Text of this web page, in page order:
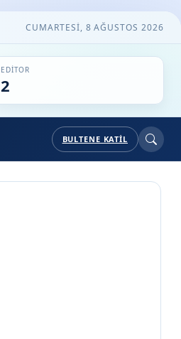
CUMARTESI, 8 AĞUSTOS 2026
EDITOR
2
BULTENE KATIL